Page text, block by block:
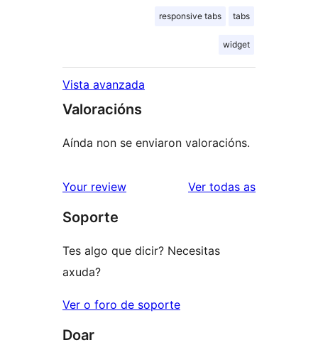
responsive tabs tabs
widget
Vista avanzada
Valoracións
Aínda non se enviaron valoracións.
Your review Ver todas asvaloracións
Soporte
Tes algo que dicir? Necesitas
axuda?
Ver o foro de soporte
Doar